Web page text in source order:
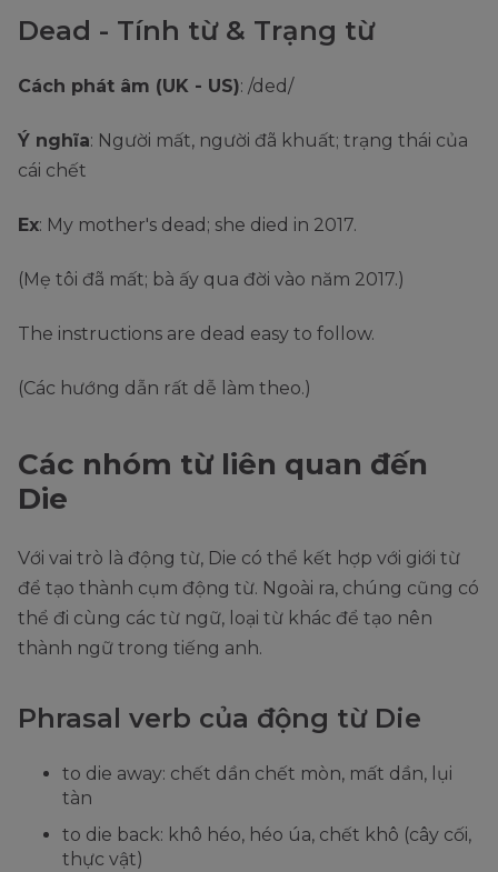
Dead - Tính từ & Trạng từ
Cách phát âm (UK - US): /ded/
Ý nghĩa: Người mất, người đã khuất; trạng thái của
cái chết
Ex: My mother's dead; she died in 2017.
(Mẹ tôi đã mất; bà ấy qua đời vào năm 2017.)
The instructions are dead easy to follow.
(Các hướng dẫn rất dễ làm theo.)
Các nhóm từ liên quan đến
Die
Với vai trò là động từ, Die có thể kết hợp với giới từ
để tạo thành cụm động từ. Ngoài ra, chúng cũng có
thể đi cùng các từ ngữ, loại từ khác để tạo nên
thành ngữ trong tiếng anh.
Phrasal verb của động từ Die
to die away: chết dần chết mòn, mất dần, lụi
tàn
to die back: khô héo, héo úa, chết khô (cây cối,
thực vật)